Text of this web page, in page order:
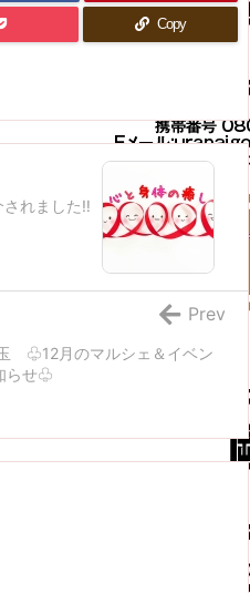
Copy
れました‼
♧12月のマルシェ＆イベン
らせ♧
Prev